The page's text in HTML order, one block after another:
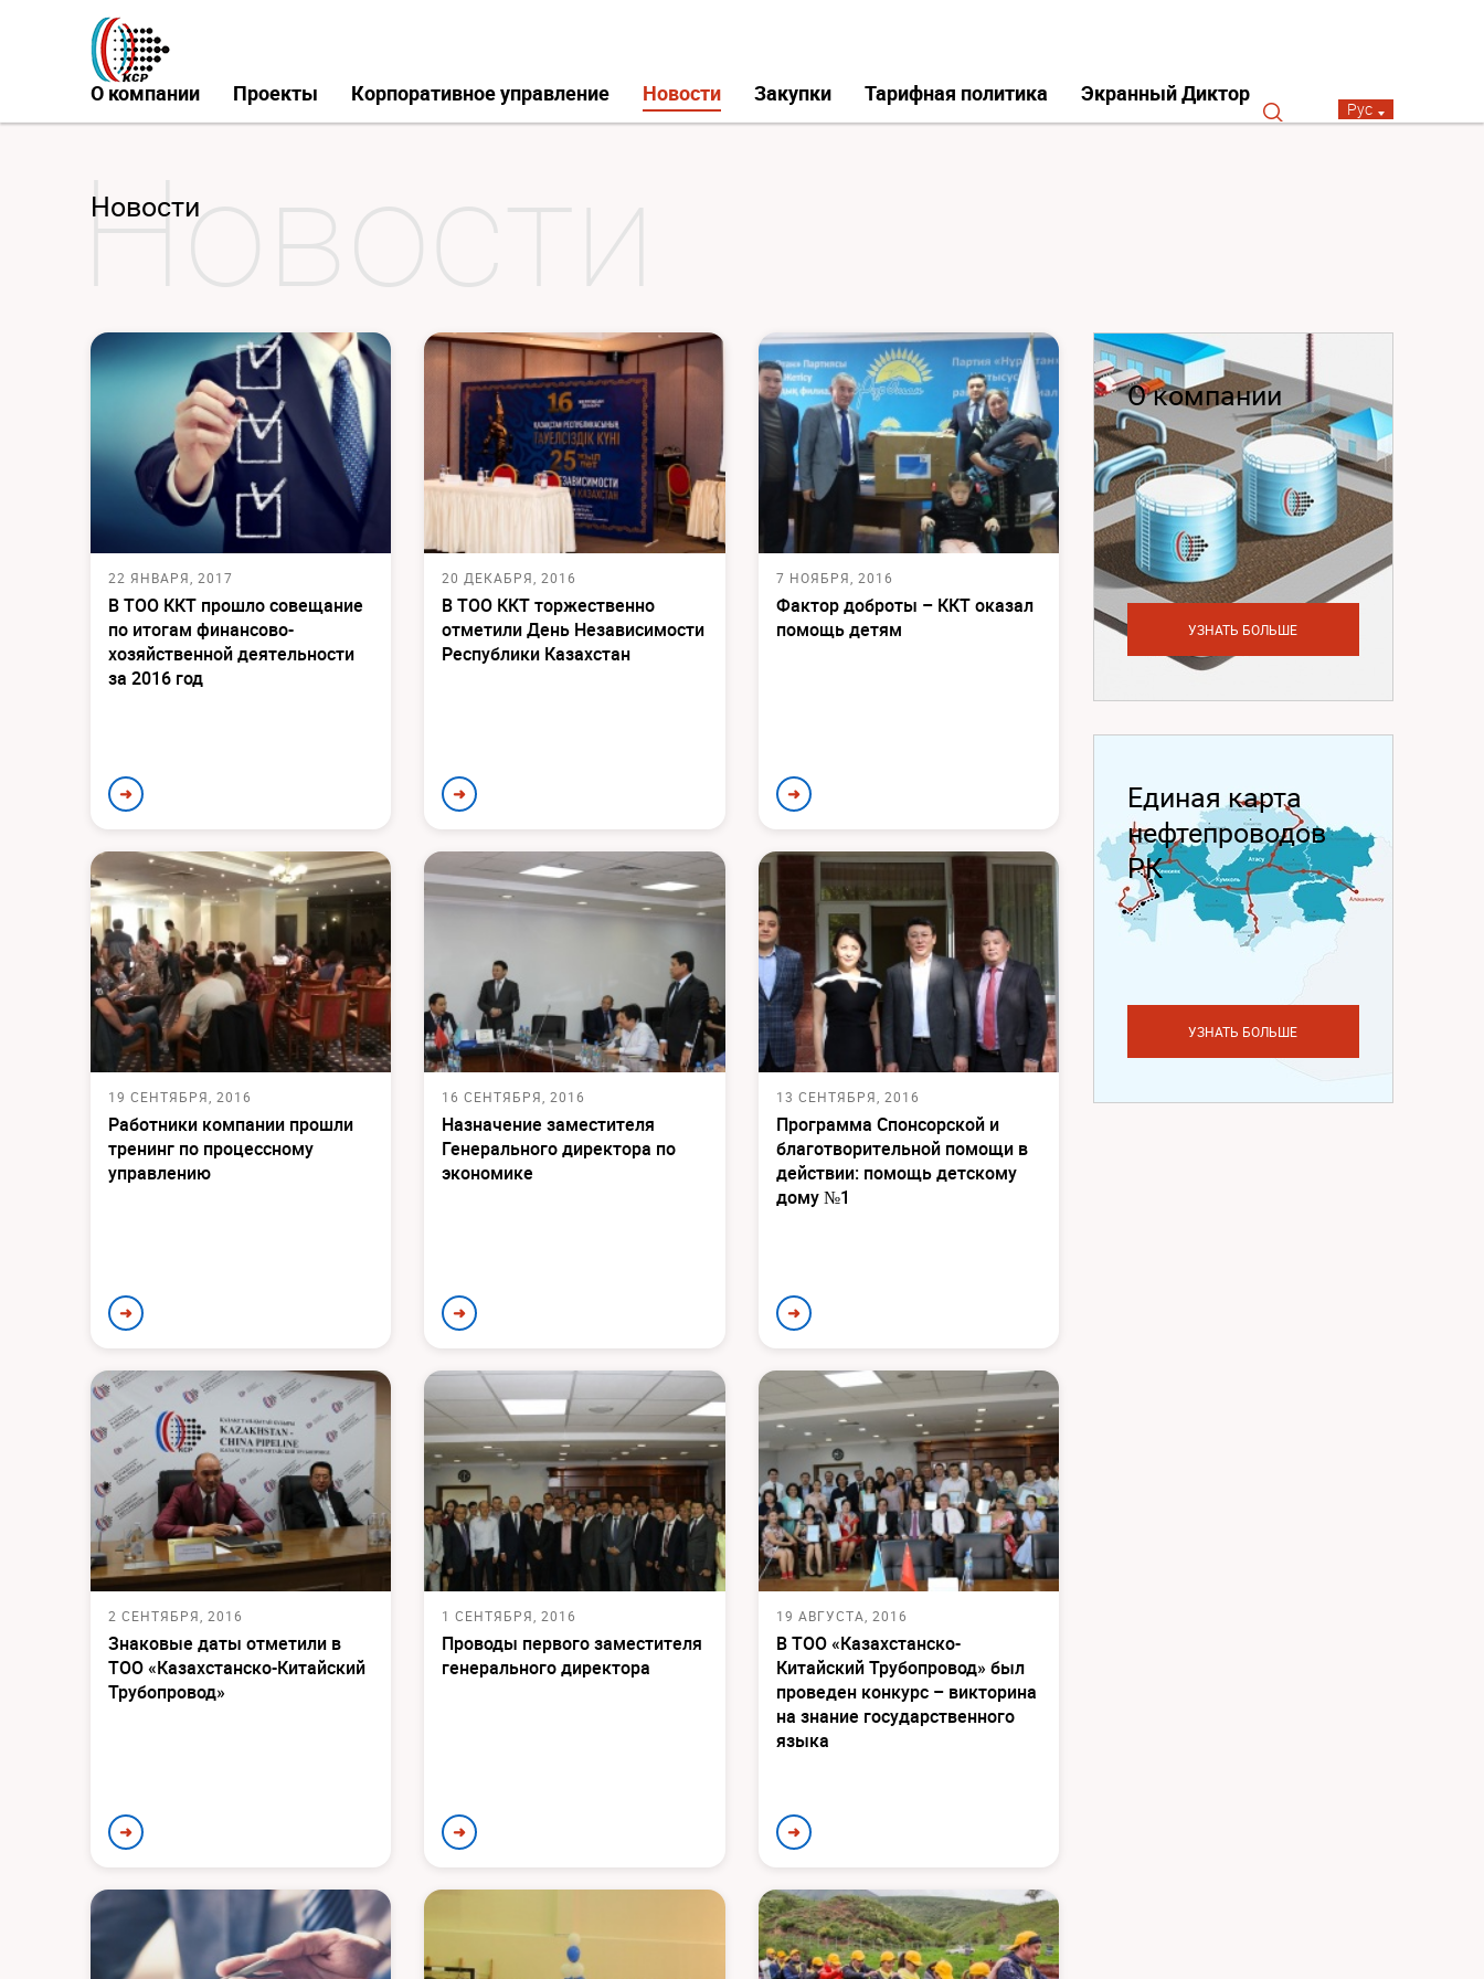
О компании Проекты Корпоративное управление Новости Закупки Тарифная политика Экранный Диктор
Рус
Новости
22 ЯНВАРЯ, 2017
В ТОО ККТ прошло совещание
по итогам финансово-
хозяйственной деятельности
за 2016 год
➜
20 ДЕКАБРЯ, 2016
В ТОО ККТ торжественно
отметили День Независимости
Республики Казахстан
➜
7 НОЯБРЯ, 2016
Фактор доброты – ККТ оказал
помощь детям
➜
19 СЕНТЯБРЯ, 2016
Работники компании прошли
тренинг по процессному
управлению
➜
16 СЕНТЯБРЯ, 2016
Назначение заместителя
Генерального директора по
экономике
➜
13 СЕНТЯБРЯ, 2016
Программа Спонсорской и
благотворительной помощи в
действии: помощь детскому
дому №1
➜
2 СЕНТЯБРЯ, 2016
Знаковые даты отметили в
ТОО «Казахстанско-Китайский
Трубопровод»
➜
1 СЕНТЯБРЯ, 2016
Проводы первого заместителя
генерального директора
➜
19 АВГУСТА, 2016
В ТОО «Казахстанско-
Китайский Трубопровод» был
проведен конкурс – викторина
на знание государственного
языка
➜
О компании
УЗНАТЬ БОЛЬШЕ
Единая карта
нефтепроводов
РК
УЗНАТЬ БОЛЬШЕ